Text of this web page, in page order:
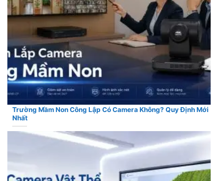
Trường Mầm Non Công Lập Có Camera Không? Quy Định Mới
Nhất